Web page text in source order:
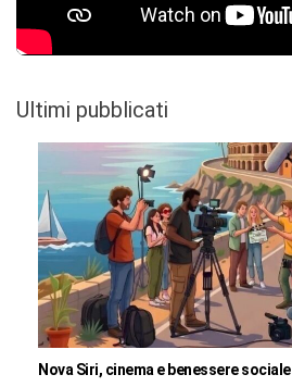
Ultimi pubblicati
Nova Siri, cinema e benessere sociale